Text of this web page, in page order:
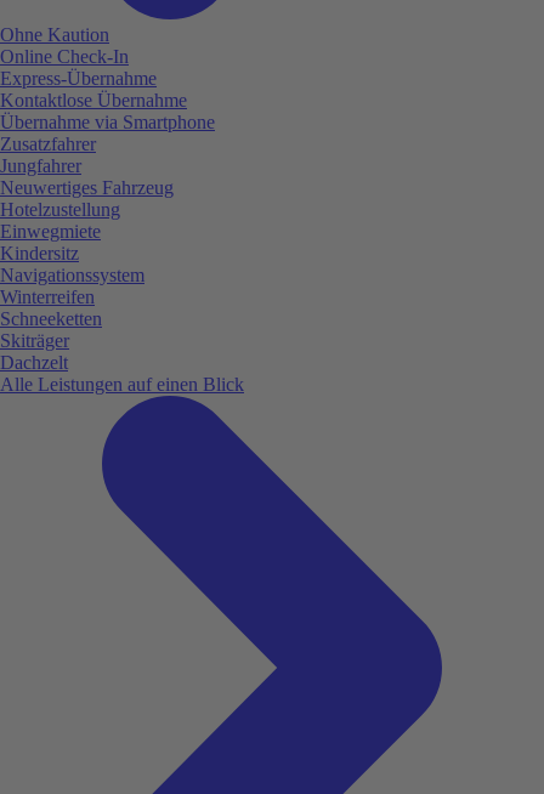
Ohne Kaution
Online Check-In
Express-Übernahme
Kontaktlose Übernahme
Übernahme via Smartphone
Zusatzfahrer
Jungfahrer
Neuwertiges Fahrzeug
Hotelzustellung
Einwegmiete
Kindersitz
Navigationssystem
Winterreifen
Schneeketten
Skiträger
Dachzelt
Alle Leistungen auf einen Blick